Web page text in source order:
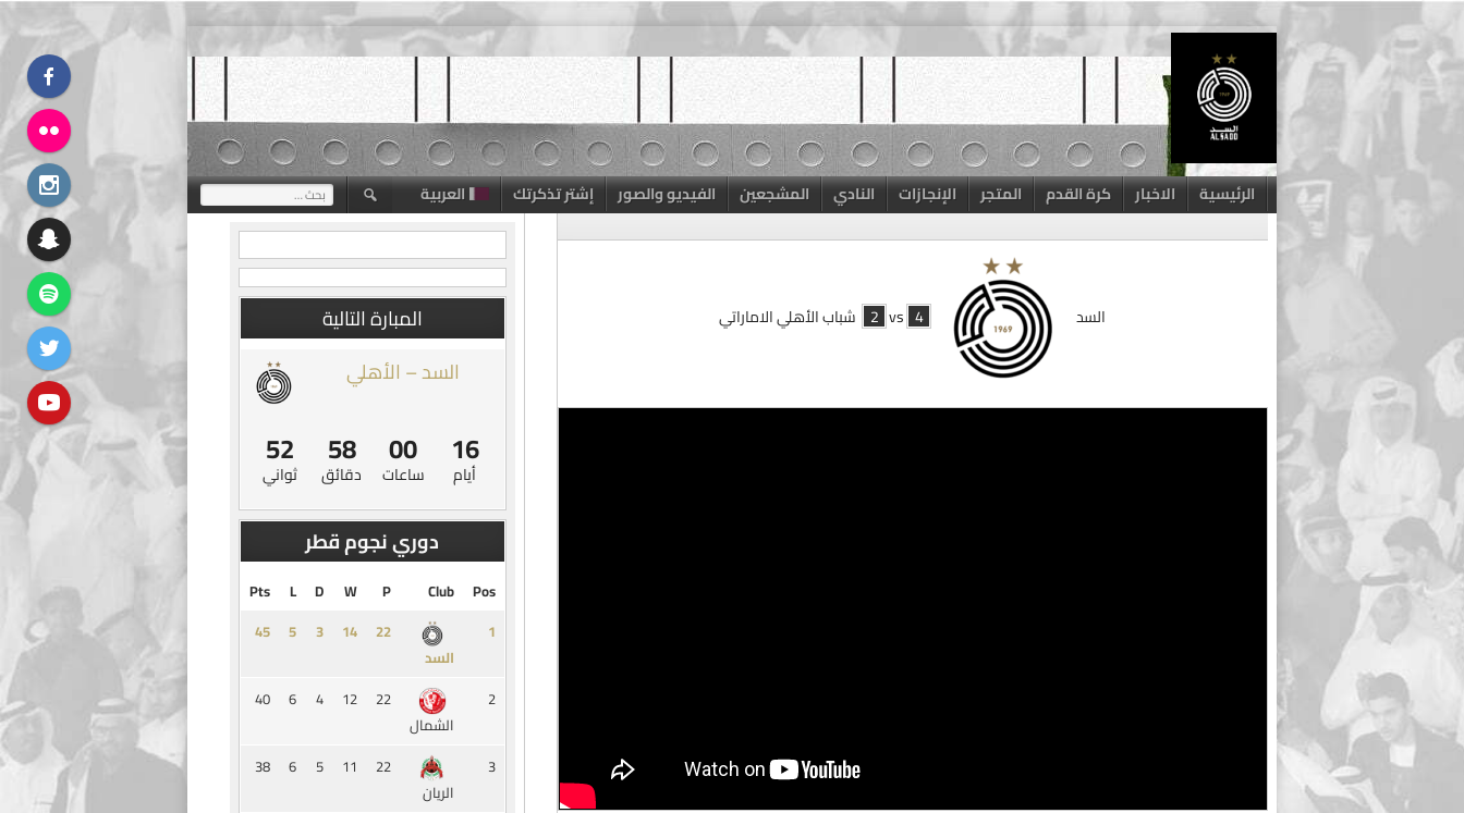
Skip
content
الرئيسية الاخبار كرة القدم المتجر الإنجازات النادي المشجعين الفيديو والصور إشتر تذكرتك العربية البحث
عن:
السد 4
2 شباب الأهلي الاماراتي
المبارة التالية
السد – الأهلي
16
أيام
00
ساعات
58
دقائق
51
ثواني
دوري نجوم قطر
Pos
Club
P
W
D
L
Pts
1
السد
‏22
14
3
5
45
2
الشمال
22
12
4
6
40
3
الريان
22
11
5
6
38